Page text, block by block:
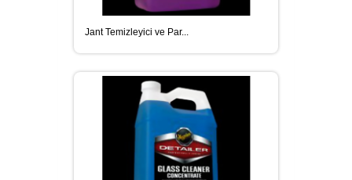
Jant Temizleyici ve Par...